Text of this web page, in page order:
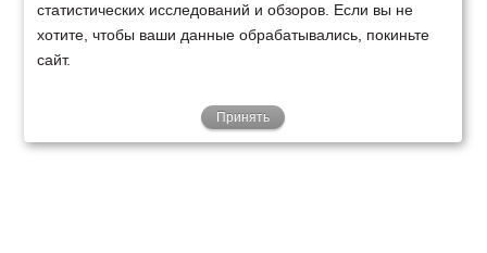
статистических исследований и обзоров. Если вы не
хотите, чтобы ваши данные обрабатывались, покиньте
сайт.
Принять